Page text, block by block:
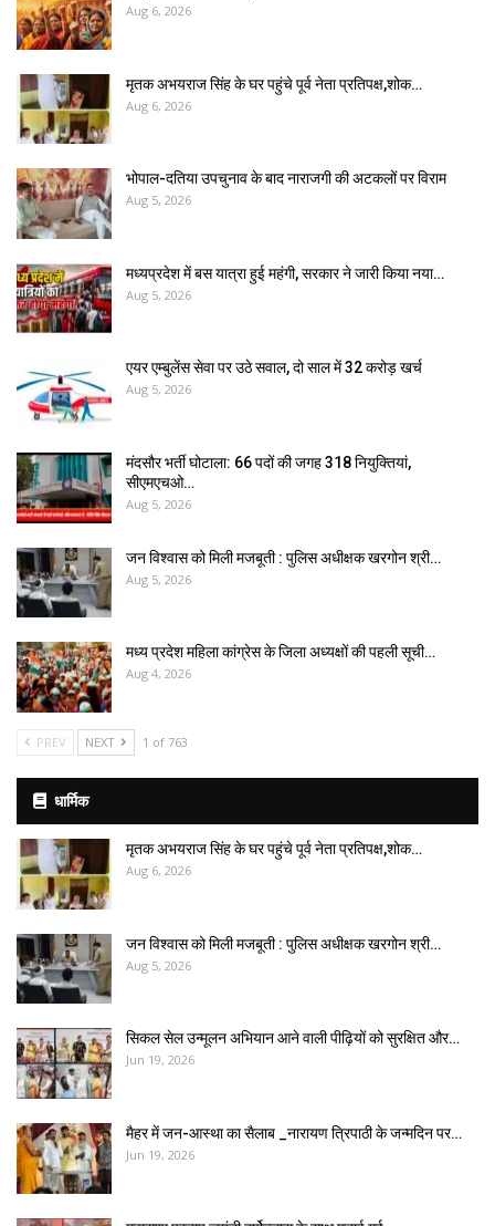
Aug 6, 2026
मृतक अभयराज सिंह के घर पहुंचे पूर्व नेता प्रतिपक्ष,शोक…
Aug 6, 2026
भोपाल-दतिया उपचुनाव के बाद नाराजगी की अटकलों पर विराम
Aug 5, 2026
मध्यप्रदेश में बस यात्रा हुई महंगी, सरकार ने जारी किया नया…
Aug 5, 2026
एयर एम्बुलेंस सेवा पर उठे सवाल, दो साल में ₹32 करोड़ खर्च
Aug 5, 2026
मंदसौर भर्ती घोटाला: 66 पदों की जगह 318 नियुक्तियां,
सीएमएचओ…
Aug 5, 2026
जन विश्वास को मिली मजबूती : पुलिस अधीक्षक खरगोन श्री…
Aug 5, 2026
मध्य प्रदेश महिला कांग्रेस के जिला अध्यक्षों की पहली सूची…
Aug 4, 2026
PREV NEXT 1 of 763
धार्मिक
मृतक अभयराज सिंह के घर पहुंचे पूर्व नेता प्रतिपक्ष,शोक…
Aug 6, 2026
जन विश्वास को मिली मजबूती : पुलिस अधीक्षक खरगोन श्री…
Aug 5, 2026
सिकल सेल उन्मूलन अभियान आने वाली पीढ़ियों को सुरक्षित और…
Jun 19, 2026
मैहर में जन-आस्था का सैलाब _नारायण त्रिपाठी के जन्मदिन पर…
Jun 19, 2026